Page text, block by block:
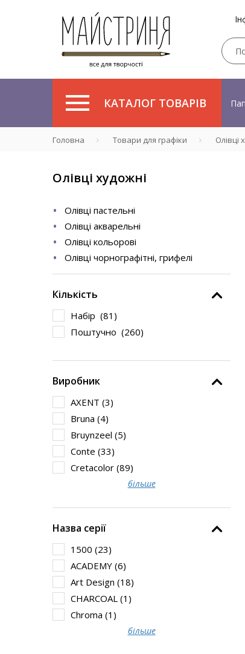
КАТАЛОГ ТОВАРІВ
Головна Товари для графіки Олівці
Олівці художні
Олівці пастельні
Олівці акварельні
Олівці кольорові
Олівці чорнографітні, грифелі
Кількість
Набір (81 )
Поштучно (260)
Виробник
AXENT (3)
Bruna (4)
Bruynzeel (5)
Conte (33)
Cretacolor (89)
більше
Назва серії
1500 (23)
ACADEMY (6)
Art Design (18)
CHARCOAL (1 )
Chroma (1 )
більше